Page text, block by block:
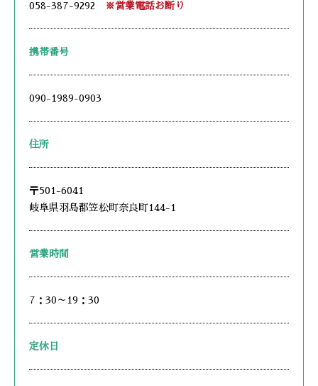
058-387-9292 ※営業電話お断り
携帯番号
090-1989-0903
住所
〒501-6041
岐阜県羽島郡笠松町奈良町144-1
営業時間
7：30～19：30
定休日